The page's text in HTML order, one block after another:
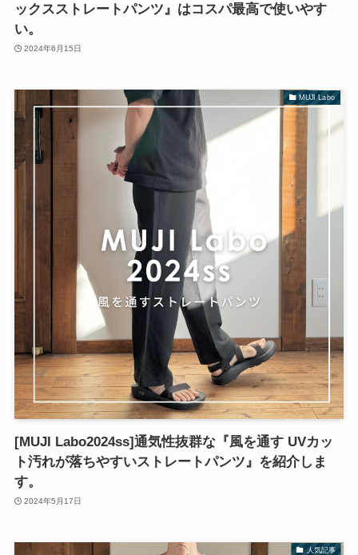
ックスストレートパンツ』はコスパ最高で使いやす
い。
2024年6月15日
MUJI Labo
[MUJI Labo2024ss]通気性抜群な『風を通す UVカッ
ト汚れが落ちやすいストレートパンツ』を紹介しま
す。
2024年5月17日
人気記事